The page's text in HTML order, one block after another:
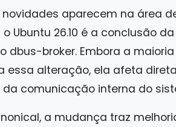
aparecem na área
Ubuntu 26.10 é a conclusão
dbus-broker. Embora a
essa alteração, ela afeta
comunicação interna do
a mudança traz